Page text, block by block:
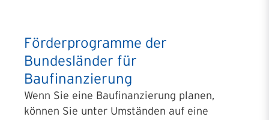
Förderprogramme der
Bundesländer für
Baufinanzierung
Wenn Sie eine Baufinanzierung planen,
können Sie unter Umständen auf eine